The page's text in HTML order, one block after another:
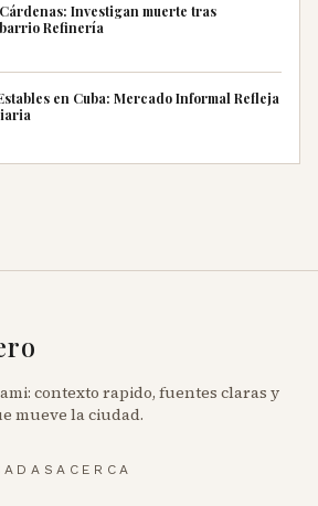
Investigan muerte tras
Refinería
en Cuba: Mercado Informal Refleja
contexto rapido, fuentes claras y
mueve la ciudad.
ACERCA